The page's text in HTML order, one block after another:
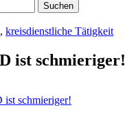
, kreisdienstliche Tätigkeit
ist schmieriger!
schmieriger!